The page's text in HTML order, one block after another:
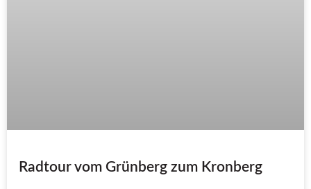
Radtour vom Grünberg zum Kronberg